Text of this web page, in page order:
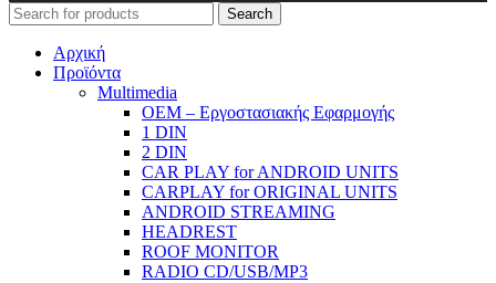
Search
Αρχική
Προϊόντα
Μultimedia
OEM – Εργοστασιακής Εφαρμογής
1 DIN
2 DIN
CAR PLAY for ANDROID UNITS
CARPLAY for ORIGINAL UNITS
ANDROID STREAMING
HEADREST
ROOF MONITOR
RADIO CD/USB/MP3